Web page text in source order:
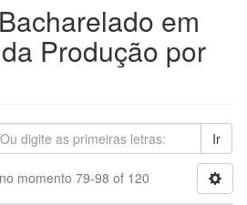
em
Produção por
Ir
momento 79-98 of 120